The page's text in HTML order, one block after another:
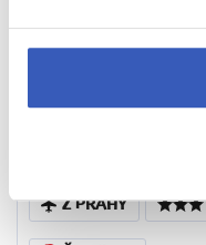
ŘÍMSKÉ
Tipy na zážitky:
Z PRAHY